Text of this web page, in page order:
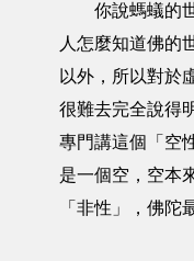
你說螞蟻的世
人怎麼知道佛的
以外，所以對於
很難去完全說得
專門講這個「空
是一個空，空本
「非性」，佛陀